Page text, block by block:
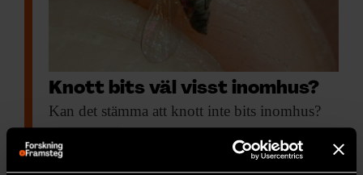
Knott bits väl visst inomhus?
Kan det stämma att knott inte bits inomhus?